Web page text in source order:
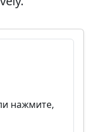
нажмите,